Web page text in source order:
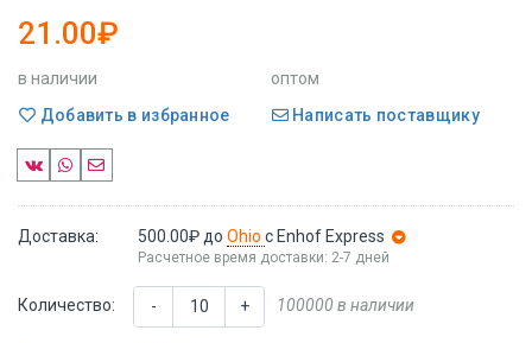
21.00₽
в наличии
оптом
Добавить в избранное
Написать поставщику
Доставка: 500.00₽ до Ohio с Enhof Express
Расчетное время доставки: 2-7 дней
Количество: - + 100000 в наличии